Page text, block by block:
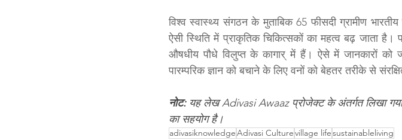
विश्व स्वास्थ्य संगठन के मुताबिक 65 फीसदी ग्रामीण
ऐसी स्थिति में प्राकृतिक चिकित्सकों का महत्व बढ़ जाता
औषधीय पौधे विलुप्त के कागार् में हैं। ऐसे में जानकारों को
पारम्परिक ज्ञान को बचाने के लिए वनों को बेहतर तरीके से
नोट: यह लेख Adivasi Awaaz प्रोजेक्ट के अंतर्गत लिखा
का सहयोग है।
adivasiknowledgeAdivasi Culturevillage lifesustainableliving